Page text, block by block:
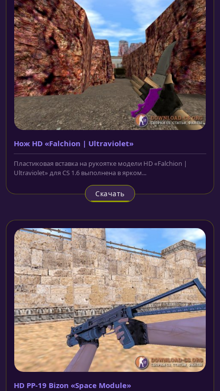
Нож HD «Falchion | Ultraviolet»
Пластиковая вставка на рукоятке модели HD «Falchion |
Ultraviolet» для CS 1.6 выполнена в ярком...
Скачать
HD PP-19 Bizon «Space Module»